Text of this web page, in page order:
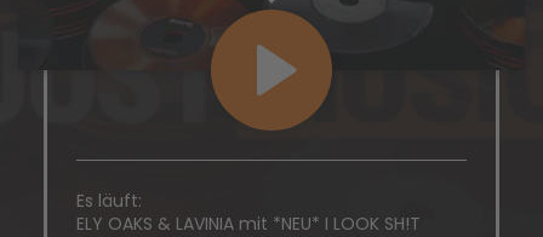
Es läuft:
ELY OAKS & LAVINIA mit *NEU* I LOOK SH!T